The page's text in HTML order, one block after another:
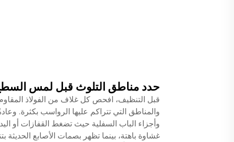
حدد مناطق التلوث قبل لمس
قبل التنظيف، افحص كل غلاف من الفولاذ
والمناطق التي تتراكم عليها الرواسب بكثرة.
وأجزاء الباب السفلية حيث تضغط القفازات أو
غشاوة باهتة، بينما تظهر بصمات الأصابع